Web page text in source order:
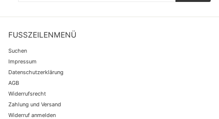
FUSSZEILENMENÜ
Suchen
Impressum
Datenschutzerklärung
AGB
Widerrufsrecht
Zahlung und Versand
Widerruf anmelden